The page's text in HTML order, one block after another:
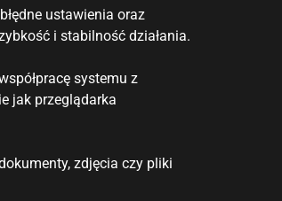
ustawienia oraz
i stabilność działania.
systemu z
jak przeglądarka
zdjęcia czy pliki